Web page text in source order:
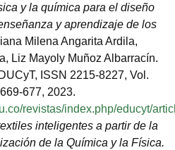
y la química para el diseño
y aprendizaje de los
Milena Angarita Ardila,
Liz Mayoly Muñoz Albarracín.
ISSN 2215-8227, Vol.
677, 2023.
revistas/index.php/educyt/
inteligentes a partir de la
de la Química y la Física.